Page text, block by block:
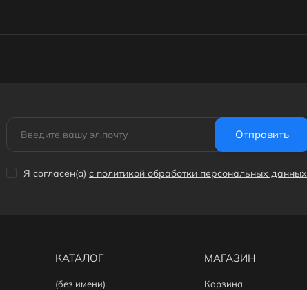
Отправить
Я согласен(a) с политикой обработки персональных данных
КАТАЛОГ
(без имени)
МАГАЗИН
Корзина